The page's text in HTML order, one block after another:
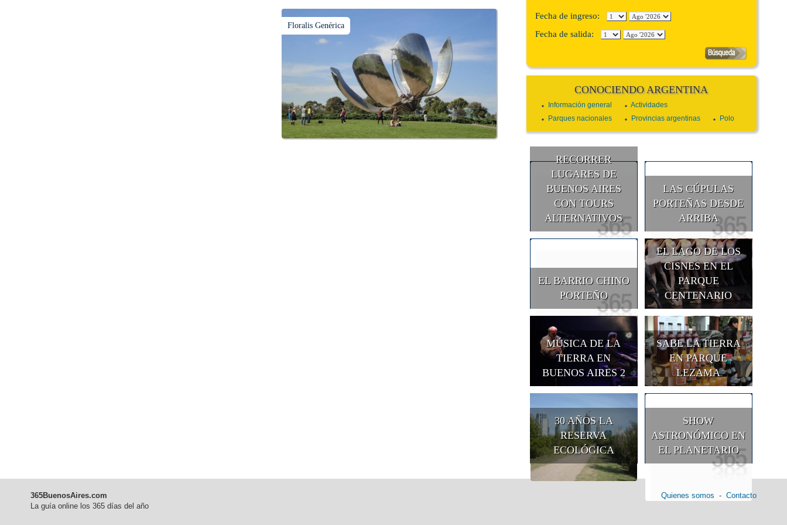
Floralis Genérica
Fecha de ingreso:
Fecha de salida:
CONOCIENDO ARGENTINA
Información general
Actividades
Parques nacionales
Provincias argentinas Polo
RECORRER
LUGARES DE
BUENOS AIRES
CON TOURS
ALTERNATIVOS
LAS CÚPULAS
PORTEÑAS DESDE
ARRIBA
EL BARRIO CHINO
PORTEÑO
EL LAGO DE LOS
CISNES EN EL
PARQUE
CENTENARIO
MÚSICA DE LA
TIERRA EN
BUENOS AIRES 2
SABE LA TIERRA
EN PARQUE
LEZAMA
30 AÑOS LA
RESERVA
ECOLÓGICA
SHOW
ASTRONÓMICO EN
EL PLANETARIO
365BuenosAires.com
La guía online los 365 días del año
Quienes somos - Contacto